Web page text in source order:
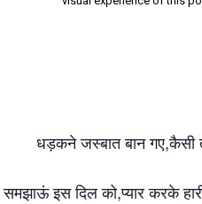
धड़कने जस्बात बान गए,कैसी
समझाऊं इस दिल को,प्यार करके